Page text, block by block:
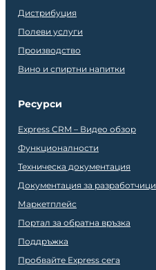
Дистрибуция
Полеви услуги
Производство
Вино и спиртни напитки
Ресурси
Express CRM – Видео обзор
Функционалности
Техническа документация
Документация за разработчици
Маркетплейс
Портал за обратна връзка
Поддръжка
Пробвайте Express сега